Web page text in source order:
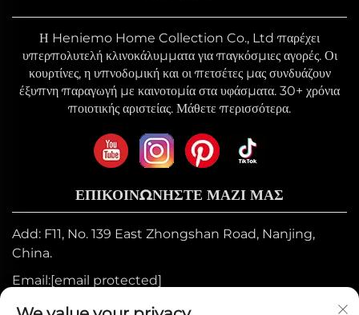
Η Heniemo Home Collection Co., Ltd παρέχει
υπερπολυτελή κλινοκάλυμματα για παγκόσμιες αγορές. Οι
κουρτίνες, η υπνοδομική και οι πετσέτες μας συνδυάζουν
έξυπνη παραγωγή με καινοτομία στα υφάσματα. 30+ χρόνια
ποιοτικής αριστείας. Μάθετε περισσότερα.
ΕΠΙΚΟΙΝΩΝΗΣΤΕ ΜΑΖΙ ΜΑΣ
Add: F11, No. 139 East Zhongshan Road, Nanjing,
China.
Email:[email protected]
Κινητός:+86-17327710449